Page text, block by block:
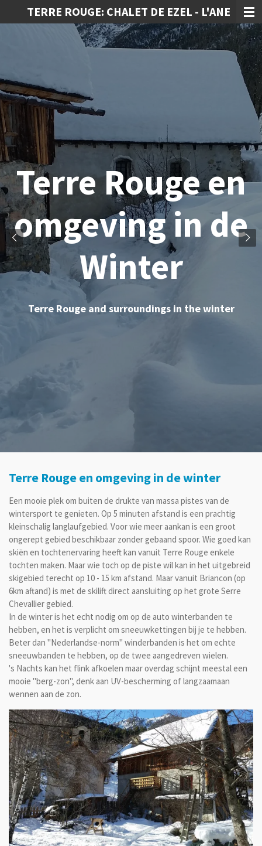
direct
TERRE ROUGE: CHALET DE EZEL - L'ANE
Terre Rouge en omgeving in de winter
Een mooie plek om buiten de drukte van massa pistes van de
wintersport te genieten. Op 5 minuten afstand is een prachtig
kleinschalig langlaufgebied. Voor wie meer aankan is een groot
ongerept gebied beschikbaar zonder gebaand spoor. Wie goed kan
skiën en tochtenervaring heeft kan vanuit Terre Rouge enkele
tochten maken. Maar wie toch op de piste wil kan in het uitgebreid
skigebied terecht op 10 - 15 km afstand. Maar vanuit Briancon (op
6km aftand) is met de skilift direct aansluiting op het grote Serre
Chevallier gebied.
In de winter is het echt nodig om op de auto winterbanden te
hebben, en het is verplicht om sneeuwkettingen bij je te hebben.
Beter dan "Nederlandse-norm" winderbanden is het om echte
sneeuwbanden te hebben, op de twee aangedreven wielen.
's Nachts kan het flink afkoelen maar overdag schijnt meestal een
mooie "berg-zon", denk aan UV-bescherming of langzaamaan
wennen aan de zon.